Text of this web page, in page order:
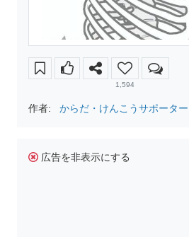
1,594
作者: からだ・けんこうサポーター
広告を非表示にする